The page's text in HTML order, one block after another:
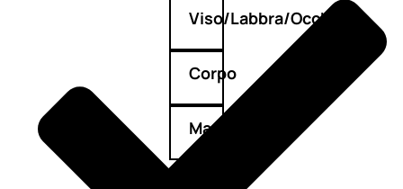
Viso/Labbra/Occhi
Corpo
Mani